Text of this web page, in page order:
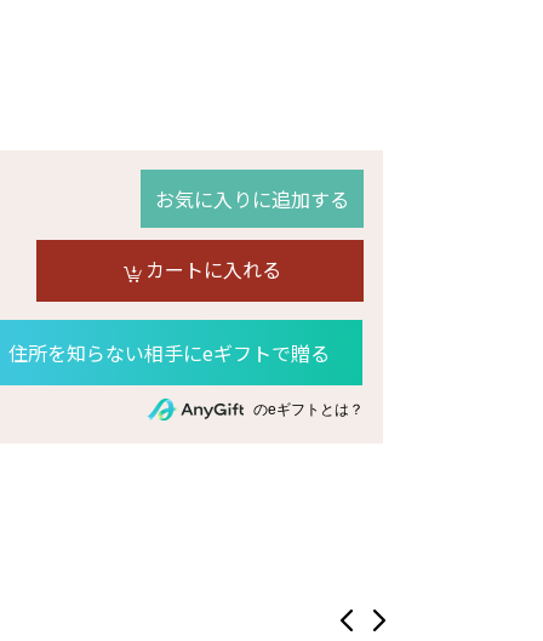
お気に入りに追加する
カートに入れる
住所を知らない相手にeギフトで贈る
のeギフトとは？